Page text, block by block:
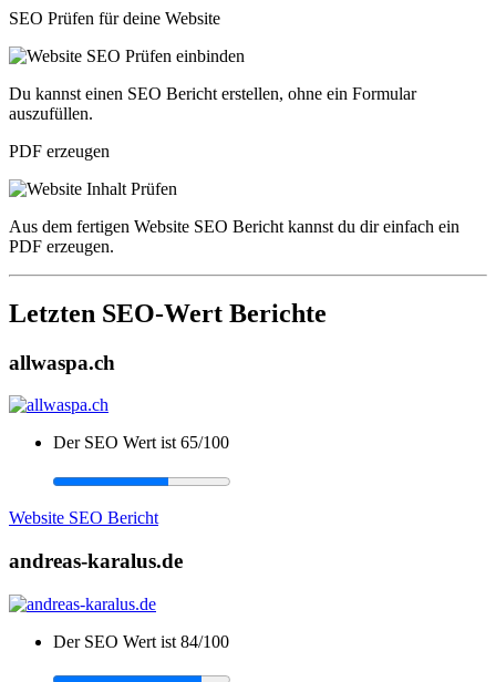
SEO Prüfen für deine Website
Du kannst einen SEO Bericht erstellen, ohne ein Formular
auszufüllen.
PDF erzeugen
Aus dem fertigen Website SEO Bericht kannst du dir einfach ein
PDF erzeugen.
Letzten SEO-Wert Berichte
allwaspa.ch
Der SEO Wert ist 65/100
Website SEO Bericht
andreas-karalus.de
Der SEO Wert ist 84/100